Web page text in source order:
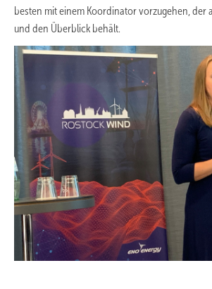
besten mit einem Koordinator vorzugehen, der
und den Überblick behält.